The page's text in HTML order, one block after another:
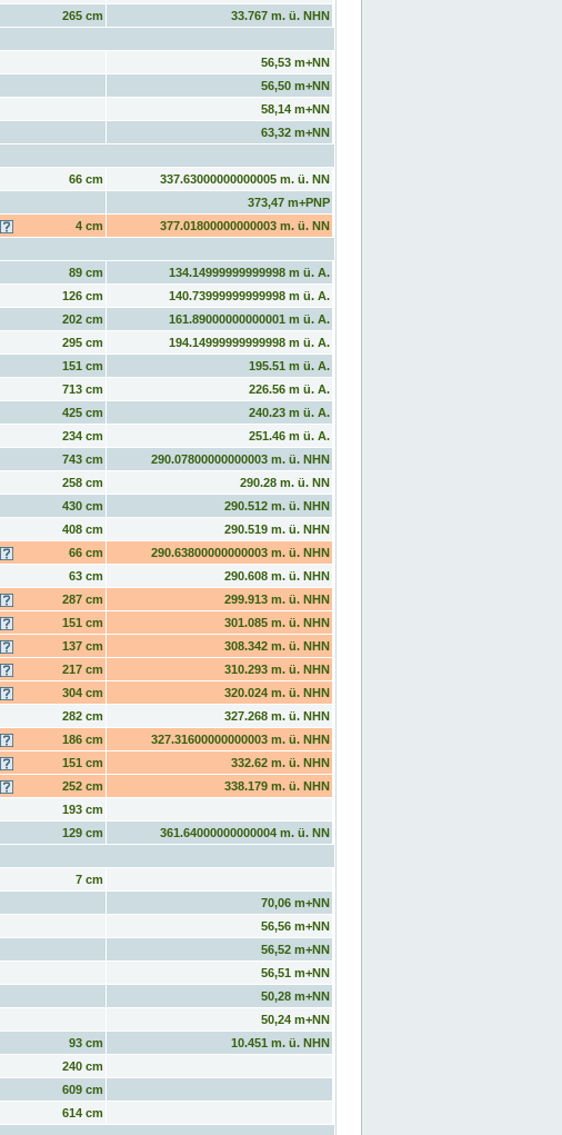
265 cm
33.767 m. ü. NHN
56,53 m+NN
56,50 m+NN
58,14 m+NN
63,32 m+NN
66 cm
337.63000000000005 m. ü. NN
373,47 m+PNP
4 cm
377.01800000000003 m. ü. NN
89 cm
134.14999999999998 m ü. A.
126 cm
140.73999999999998 m ü. A.
202 cm
161.89000000000001 m ü. A.
295 cm
194.14999999999998 m ü. A.
151 cm
195.51 m ü. A.
713 cm
226.56 m ü. A.
425 cm
240.23 m ü. A.
234 cm
251.46 m ü. A.
743 cm
290.07800000000003 m. ü. NHN
258 cm
290.28 m. ü. NN
430 cm
290.512 m. ü. NHN
408 cm
290.519 m. ü. NHN
66 cm
290.63800000000003 m. ü. NHN
63 cm
290.608 m. ü. NHN
287 cm
299.913 m. ü. NHN
151 cm
301.085 m. ü. NHN
137 cm
308.342 m. ü. NHN
217 cm
310.293 m. ü. NHN
304 cm
320.024 m. ü. NHN
282 cm
327.268 m. ü. NHN
186 cm
327.31600000000003 m. ü. NHN
151 cm
332.62 m. ü. NHN
252 cm
338.179 m. ü. NHN
193 cm
129 cm
361.64000000000004 m. ü. NN
7 cm
70,06 m+NN
56,56 m+NN
56,52 m+NN
56,51 m+NN
50,28 m+NN
50,24 m+NN
93 cm
10.451 m. ü. NHN
240 cm
609 cm
614 cm